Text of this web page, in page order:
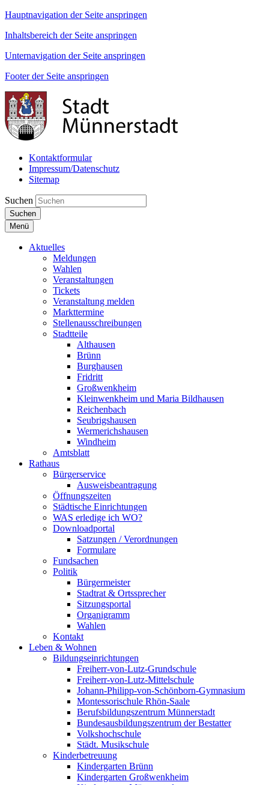
Hauptnavigation der Seite anspringen
Inhaltsbereich der Seite anspringen
Unternavigation der Seite anspringen
Footer der Seite anspringen
Kontaktformular
Impressum/Datenschutz
Sitemap
Suchen
Suchen
Menü
Aktuelles
Meldungen
Wahlen
Veranstaltungen
Tickets
Veranstaltung melden
Markttermine
Stellenausschreibungen
Stadtteile
Althausen
Brünn
Burghausen
Fridritt
Großwenkheim
Kleinwenkheim und Maria Bildhausen
Reichenbach
Seubrigshausen
Wermerichshausen
Windheim
Amtsblatt
Rathaus
Bürgerservice
Ausweisbeantragung
Öffnungszeiten
Städtische Einrichtungen
WAS erledige ich WO?
Downloadportal
Satzungen / Verordnungen
Formulare
Fundsachen
Politik
Bürgermeister
Stadtrat & Ortssprecher
Sitzungsportal
Organigramm
Wahlen
Kontakt
Leben & Wohnen
Bildungseinrichtungen
Freiherr-von-Lutz-Grundschule
Freiherr-von-Lutz-Mittelschule
Johann-Philipp-von-Schönborn-Gymnasium
Montessorischule Rhön-Saale
Berufsbildungszentrum Münnerstadt
Bundesausbildungszentrum der Bestatter
Volkshochschule
Städt. Musikschule
Kinderbetreuung
Kindergarten Brünn
Kindergarten Großwenkheim